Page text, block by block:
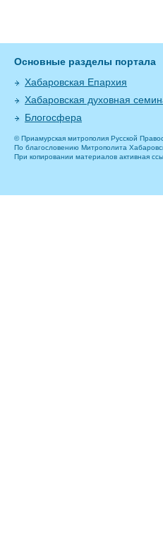
Основные разделы портала
Хабаровская Епархия
Хабаровская духовная
Блогосфера
© Приамурская митрополия Русской
По благословению Митрополита
При копировании материалов активная